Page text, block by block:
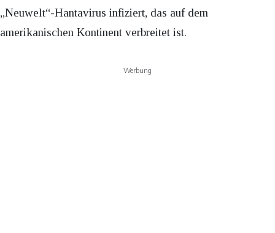
„Neuwelt“-Hantavirus infiziert, das auf dem
amerikanischen Kontinent verbreitet ist.
Werbung